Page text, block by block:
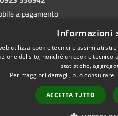
a pagamento
Informazioni
utilizza cookie tecnici e assimilati
del sito, nonché un cookie
statistiche,
Per maggiori dettagli, può consultare
ACCETTA TUTTO